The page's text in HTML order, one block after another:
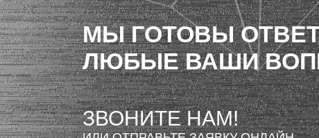
МЫ ГОТОВЫ
ЛЮБЫЕ ВАШИ
ЗВОНИТЕ НАМ!